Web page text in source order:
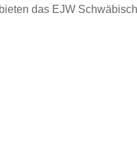
das EJW